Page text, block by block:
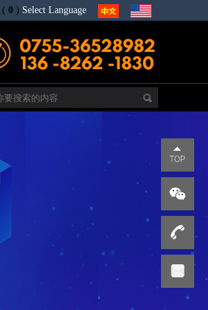
( 0 ) Select Language